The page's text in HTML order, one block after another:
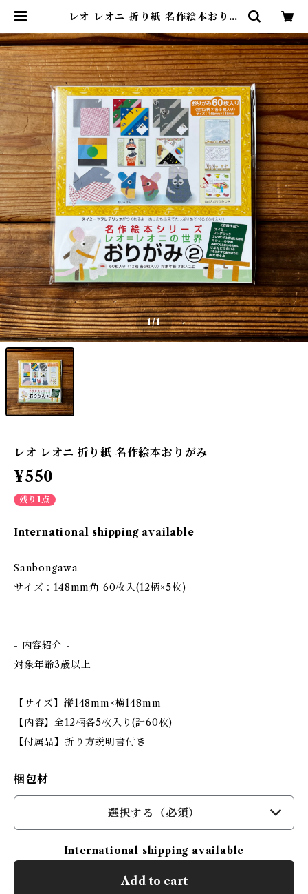
レオ レオニ 折り紙 名作絵本おりが
ガ坂文庫
1/1
レオ レオニ 折り紙 名作絵本おりがみ
¥550
残り1点
International shipping available
Sanbongawa
サイズ：148mm角 60枚入(12柄×5枚)
- 内容紹介 -
対象年齢3歳以上
【サイズ】縦148mm×横148mm
【内容】全12柄各5枚入り(計60枚)
【付属品】折り方説明書付き
梱包材
選択する（必須）
International shipping available
Add to cart